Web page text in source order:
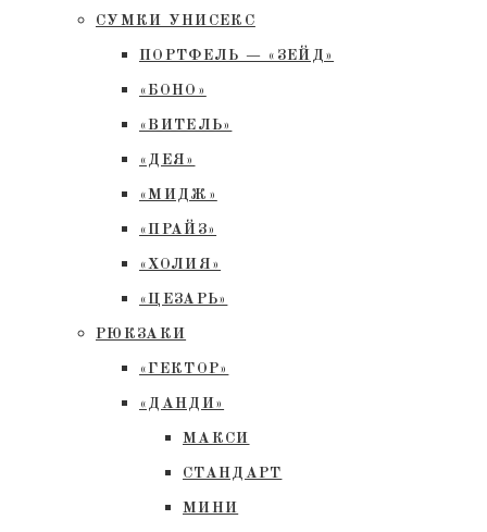
СУМКИ УНИСЕКС
ПОРТФЕЛЬ — «ЗЕЙД»
«БОНО»
«ВИТЕЛЬ»
«ДЕЯ»
«МИДЖ»
«ПРАЙЗ»
«ХОЛИЯ»
«ЦЕЗАРЬ»
РЮКЗАКИ
«ГЕКТОР»
«ДАНДИ»
МАКСИ
СТАНДАРТ
МИНИ